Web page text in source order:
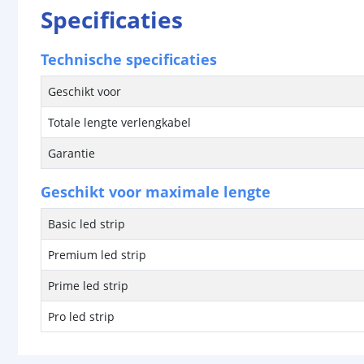
Specificaties
Technische specificaties
Geschikt voor
Totale lengte verlengkabel
Garantie
Geschikt voor maximale lengte
Basic led strip
Premium led strip
Prime led strip
Pro led strip